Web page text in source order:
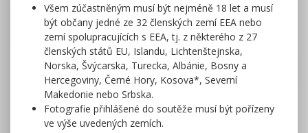
Všem zúčastněným musí být nejméně 18 let a musí
být občany jedné ze 32 členských zemí EEA nebo
zemí spolupracujících s EEA, tj. z některého z 27
členských států EU, Islandu, Lichtenštejnska,
Norska, Švýcarska, Turecka, Albánie, Bosny a
Hercegoviny, Černé Hory, Kosova*, Severní
Makedonie nebo Srbska.
Fotografie přihlášené do soutěže musí být pořízeny
ve výše uvedených zemích.